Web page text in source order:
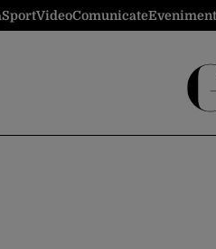
SportVideoComunicate